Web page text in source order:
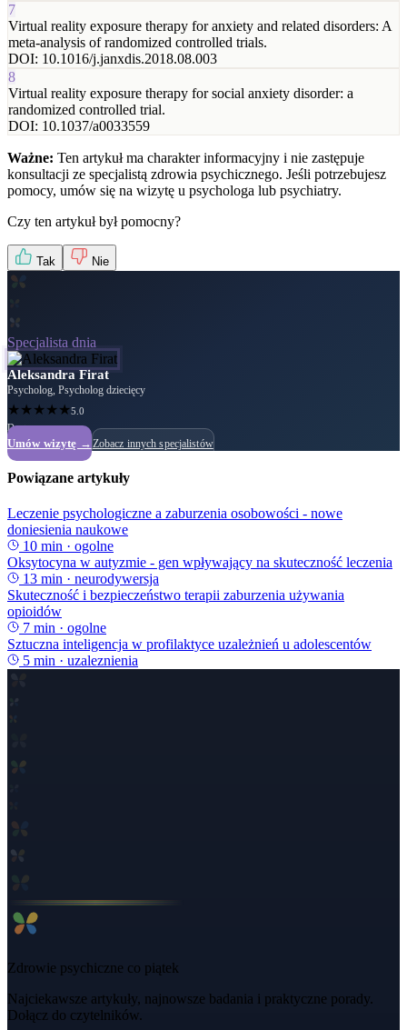
7
Virtual reality exposure therapy for anxiety and related disorders: A
meta-analysis of randomized controlled trials.
DOI: 10.1016/j.janxdis.2018.08.003
8
Virtual reality exposure therapy for social anxiety disorder: a
randomized controlled trial.
DOI: 10.1037/a0033559
Ważne: Ten artykuł ma charakter informacyjny i nie zastępuje
konsultacji ze specjalistą zdrowia psychicznego. Jeśli potrzebujesz
pomocy, umów się na wizytę u psychologa lub psychiatry.
Czy ten artykuł był pomocny?
Tak Nie
Specjalista dnia
Aleksandra Firat
Psycholog, Psycholog dziecięcy
★★★★★5.0
Dostępny
Umów wizytę → Zobacz innych specjalistów
Powiązane artykuły
Leczenie psychologiczne a zaburzenia osobowości - nowe
doniesienia naukowe
10 min · ogolne
Oksytocyna w autyzmie - gen wpływający na skuteczność leczenia
13 min · neurodywersja
Skuteczność i bezpieczeństwo terapii zaburzenia używania
opioidów
7 min · ogolne
Sztuczna inteligencja w profilaktyce uzależnień u adolescentów
5 min · uzaleznienia
Zdrowie psychiczne co piątek
Najciekawsze artykuły, najnowsze badania i praktyczne porady.
Dołącz do czytelników.